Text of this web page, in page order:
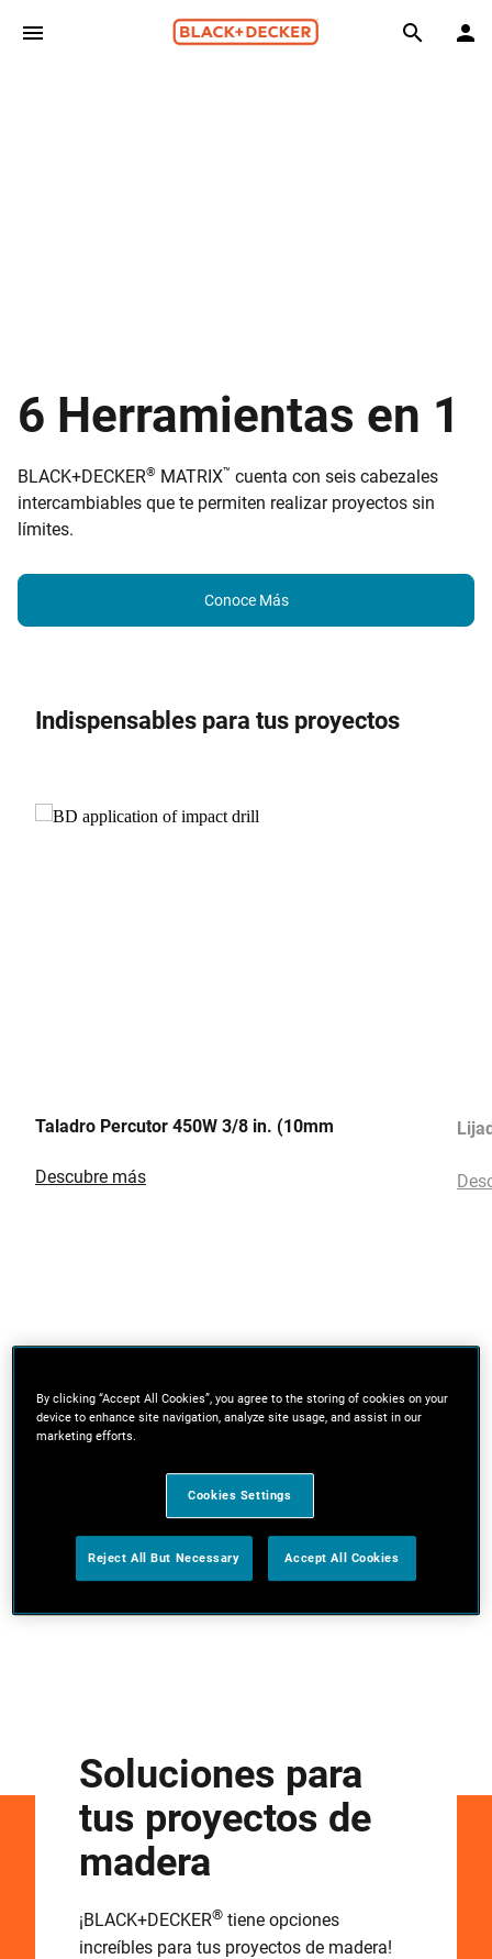
Skip to main content
6 Herramientas en 1
BLACK+DECKER® MATRIX™ cuenta con seis cabezales
intercambiables que te permiten realizar proyectos sin
límites.
Conoce Más
Indispensables para tus proyectos
Taladro Percutor 450W 3/8 in. (10mm
Descubre más
Soluciones para
tus proyectos de
madera
¡BLACK+DECKER® tiene opciones
increíbles para tus proyectos de madera!
By clicking “Accept All Cookies”, you agree to the storing of cookies on your
device to enhance site navigation, analyze site usage, and assist in our
marketing efforts.
Cookies Settings
Reject All But Necessary Accept All Cookies